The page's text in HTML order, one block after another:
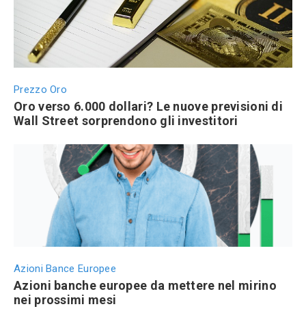
Prezzo Oro
Oro verso 6.000 dollari? Le nuove previsioni di
Wall Street sorprendono gli investitori
Azioni Bance Europee
Azioni banche europee da mettere nel mirino
nei prossimi mesi